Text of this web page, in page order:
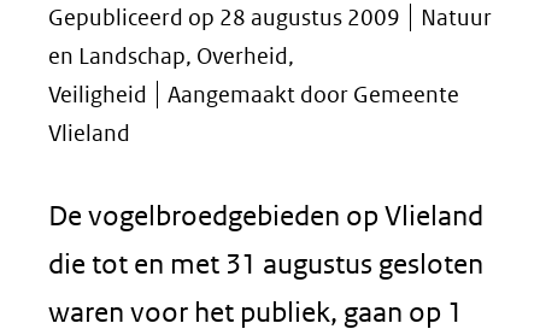
Gepubliceerd op 28 augustus 2009
Natuur
en Landschap, Overheid,
Veiligheid
Aangemaakt door Gemeente
Vlieland
De vogelbroedgebieden op Vlieland
die tot en met 31 augustus gesloten
waren voor het publiek, gaan op 1